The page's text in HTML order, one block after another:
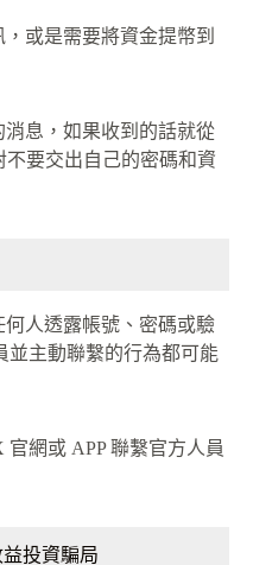
或是需要將資金提幣到
息，如果收到的話就從
不要交出自己的密碼和資
人透露帳號、密碼或驗
並主動聯繫的行為都可能
網或 APP 聯繫官方人員
投資騙局